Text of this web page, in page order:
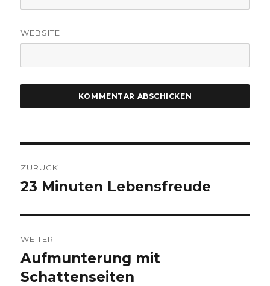
WEBSITE
ZURÜCK
Vorheriger
23 Minuten Lebensfreude
WEITER
Nächster
Beitrag:
Aufmunterung mit
Schattenseiten